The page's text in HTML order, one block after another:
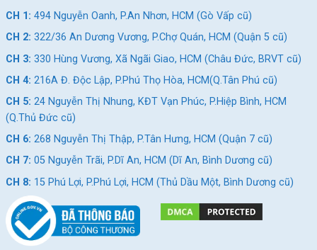
CH 1: 494 Nguyễn Oanh, P.An Nhơn, HCM (Gò Vấp cũ)
CH 2: 322/36 An Dương Vương, P.Chợ Quán, HCM (Quận 5 cũ)
CH 3: 330 Hùng Vương, Xã Ngãi Giao, HCM (Châu Đức, BRVT cũ)
CH 4: 216A Đ. Độc Lập, P.Phú Thọ Hòa, HCM(Q.Tân Phú cũ)
CH 5: 24 Nguyễn Thị Nhung, KĐT Vạn Phúc, P.Hiệp Bình, HCM
(Q.Thủ Đức cũ)
CH 6: 268 Nguyễn Thị Thập, P.Tân Hưng, HCM (Quận 7 cũ)
CH 7: 05 Nguyễn Trãi, P.Dĩ An, HCM (Dĩ An, Bình Dương cũ)
CH 8: 15 Phú Lợi, P.Phú Lợi, HCM (Thủ Dầu Một, Bình Dương cũ)